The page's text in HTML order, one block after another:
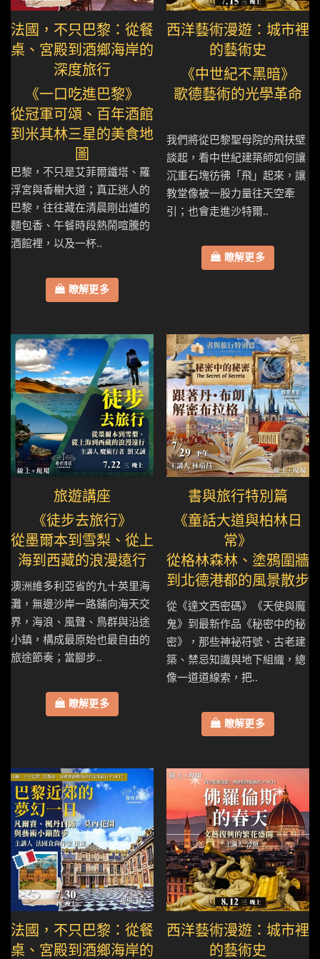
法國，不只巴黎：從餐
桌、宮殿到酒鄉海岸的
深度旅行
《一口吃進巴黎》
從冠軍可頌、百年酒館
到米其林三星的美食地
圖
巴黎，不只是艾菲爾鐵塔、羅
浮宮與香榭大道；真正迷人的
巴黎，往往藏在清晨剛出爐的
麵包香、午餐時段熱鬧喧騰的
酒館裡，以及一杯..
瞭解更多
西洋藝術漫遊：城市裡
的藝術史
《中世紀不黑暗》
歌德藝術的光學革命
我們將從巴黎聖母院的飛扶壁
談起，看中世紀建築師如何讓
沉重石塊彷彿「飛」起來，讓
教堂像被一股力量往天空牽
引；也會走進沙特爾..
瞭解更多
旅遊講座
《徒步去旅行》
從墨爾本到雪梨、從上
海到西藏的浪漫遠行
澳洲維多利亞省的九十英里海
灘，無邊沙岸一路鋪向海天交
界，海浪、風聲、鳥群與沿途
小鎮，構成最原始也最自由的
旅途節奏；當腳步..
瞭解更多
書與旅行特別篇
《童話大道與柏林日
常》
從格林森林、塗鴉圍牆
到北德港都的風景散步
從《達文西密碼》《天使與魔
鬼》到最新作品《秘密中的秘
密》，那些神祕符號、古老建
築、禁忌知識與地下組織，總
像一道道線索，把..
瞭解更多
法國，不只巴黎：從餐
桌、宮殿到酒鄉海岸的
西洋藝術漫遊：城市裡
的藝術史